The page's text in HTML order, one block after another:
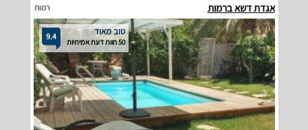
אגדת דשא ברמות רמות
9.4 טוב מאוד
50 חוות דעת אמיתיות